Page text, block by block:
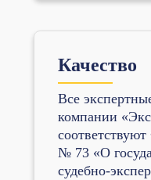
Качество
Все
компании
№ 73 «О
судебно-